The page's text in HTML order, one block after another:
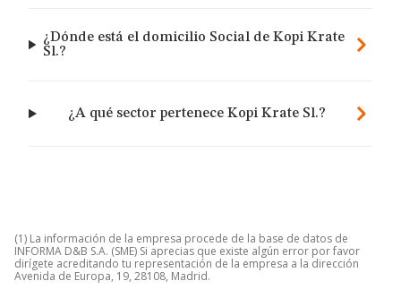
¿Dónde está el domicilio Social de Kopi Krate
Sl.?
¿A qué sector pertenece Kopi Krate Sl.?
(1) La información de la empresa procede de la base de datos de
INFORMA D&B S.A. (SME) Si aprecias que existe algún error por favor
dirígete acreditando tu representación de la empresa a la dirección
Avenida de Europa, 19, 28108, Madrid.